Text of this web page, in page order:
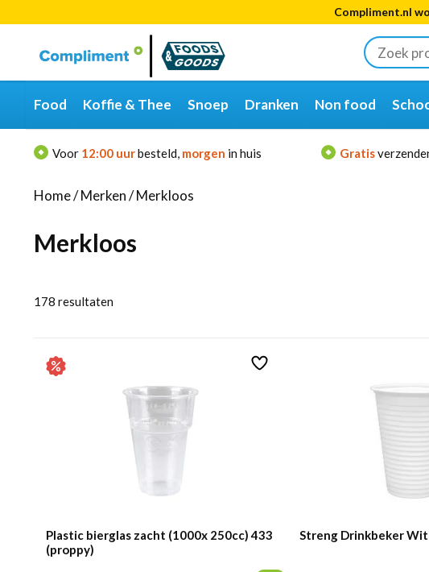
Compliment.nl
Zoeken
naar:
Categorieën
Merken
Food Koffie & Thee Snoep Dranken Non food
Voor 12:00 uurbesteld, morgen in huis Gratis
Home/Merken/Merkloos
Merkloos
178 resultaten
Plastic bierglas zacht (1000x 250cc) 433
(proppy)
Streng Drinkbeker